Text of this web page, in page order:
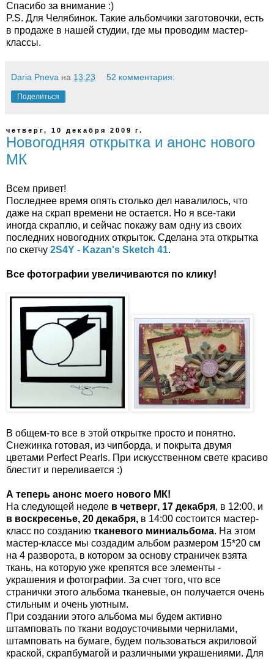
Спасибо за внимание :)
P.S. Для Челябинок. Такие альбомчики заготовочки, есть
в продаже в нашей студии, где мы проводим мастер-
классы.
Daria Pneva на 13:23 52 комментария:
Поделиться
четверг, 10 декабря 2009 г.
Новогодняя открытка и анонс нового
МК
Всем привет!
Последнее время опять столько дел навалилось, что
даже на скрап времени не остается. Но я все-таки
иногда скраплю, и сейчас покажу вам одну из своих
последних новогодних открыток. Сделана эта открытка
по скетчу 2S4Y - Kazan's Sketch 41.
Все фотографии увеличиваются по клику!
В общем-то все в этой открытке просто и понятно.
Снежинка готовая, из чипборда, и покрыта двумя
цветами Perfect Pearls. При искусственном свете красиво
блестит и переливается :)
А теперь анонс моего нового МК!
На следующей неделе в четверг, 17 декабря, в 12:00, и
в воскресенье, 20 декабря, в 14:00 состоится мастер-
класс по созданию тканевого миниальбома. На этом
мастер-классе мы создадим альбом размером 15*20 см
на 4 разворота, в котором за основу страничек взята
ткань, на которую уже крепятся все элементы -
украшения и фотографии. За счет того, что все
странички этого альбома тканевые, он получается очень
стильным и очень уютным.
При создании этого альбома мы будем активно
штамповать по ткани водоусточивыми чернилами,
штамповать на бумаге, будем пользоваться акриловой
краской, скрапбумагой и различными украшениями. Для